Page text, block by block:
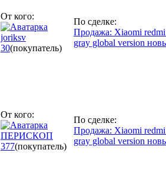
От кого:
joriksv
30(покупатель)
По сделке:
Продажа: Xiaomi redmi
gray global version
От кого:
ПЕРИСКОП
377(покупатель)
По сделке:
Продажа: Xiaomi redmi
gray global version